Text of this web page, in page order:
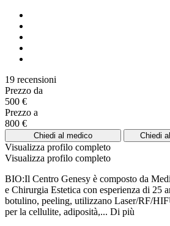
19 recensioni
Prezzo da
500 €
Prezzo a
800 €
Chiedi al medico Chiedi
Visualizza profilo completo
Visualizza profilo completo
BIO:Il Centro Genesy è composto da
e Chirurgia Estetica con esperienza di 25
botulino, peeling, utilizzano Laser/RF/
per la cellulite, adiposità,... Di più